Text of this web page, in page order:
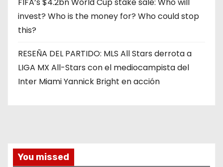
invest? Who is the money for? Who could stop
this?
RESEÑA DEL PARTIDO: MLS All Stars derrota a
LIGA MX All-Stars con el mediocampista del
Inter Miami Yannick Bright en acción
You missed